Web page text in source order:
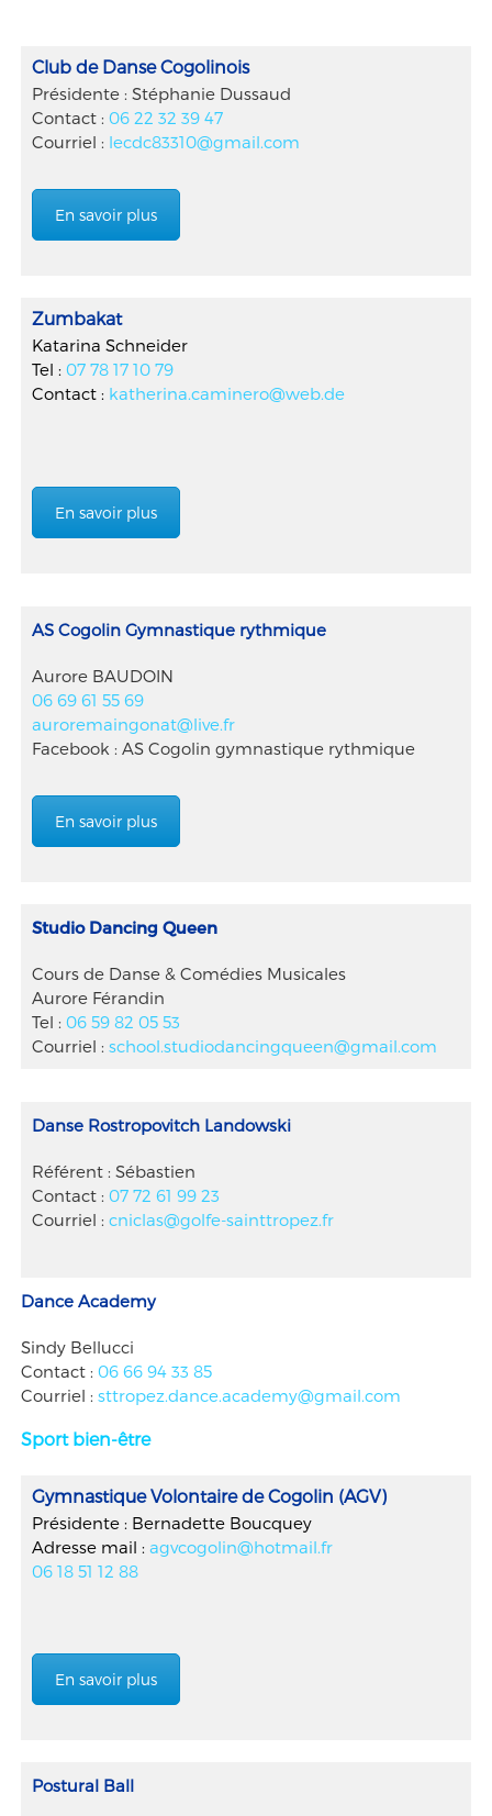
Club de Danse Cogolinois
Présidente : Stéphanie Dussaud
Contact : 06 22 32 39 47
Courriel : lecdc83310@gmail.com
En savoir plus
Zumbakat
Katarina Schneider
Tel : 07 78 17 10 79
Contact : katherina.caminero@web.de
En savoir plus
AS Cogolin Gymnastique rythmique
Aurore BAUDOIN
06 69 61 55 69
auroremaingonat@live.fr
Facebook : AS Cogolin gymnastique rythmique
En savoir plus
Studio Dancing Queen
Cours de Danse & Comédies Musicales
Aurore Férandin
Tel : 06 59 82 05 53
Courriel : school.studiodancingqueen@gmail.com
Danse Rostropovitch Landowski
Référent : Sébastien
Contact : 07 72 61 99 23
Courriel : cniclas@golfe-sainttropez.fr
Dance Academy
Sindy Bellucci
Contact : 06 66 94 33 85
Courriel : sttropez.dance.academy@gmail.com
Sport bien-être
Gymnastique Volontaire de Cogolin (AGV)
Présidente : Bernadette Boucquey
Adresse mail : agvcogolin@hotmail.fr
06 18 51 12 88
En savoir plus
Postural Ball